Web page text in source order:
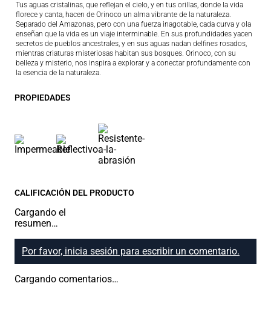
Tus aguas cristalinas, que reflejan el cielo, y en tus orillas, donde la vida
florece y canta, hacen de Orinoco un alma vibrante de la naturaleza.
Separado del Amazonas, pero con una fuerza inagotable, cada curva y ola
enseñan que la vida es un viaje interminable. En sus profundidades yacen
secretos de pueblos ancestrales, y en sus aguas nadan delfines rosados,
mientras criaturas misteriosas habitan sus bosques. Orinoco, con su
belleza y misterio, nos inspira a explorar y a conectar profundamente con
la esencia de la naturaleza.
PROPIEDADES
CALIFICACIÓN DEL PRODUCTO
Cargando el
resumen…
Por favor, inicia sesión para escribir un comentario.
Cargando comentarios…